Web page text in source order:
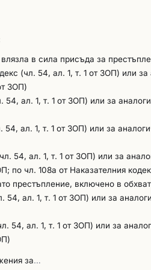
в сила присъда за
(чл. 54, ал. 1, т. 1 от ЗОП) или
ЗОП)
54, ал. 1, т. 1 от ЗОП) или за
54, ал. 1, т. 1 от ЗОП) или за
54, ал. 1, т. 1 от ЗОП) или за
по чл. 108а от Наказателния
престъпление, включено в
54, ал. 1, т. 1 от ЗОП) или за
54, ал. 1, т. 1 от ЗОП) или за
за…